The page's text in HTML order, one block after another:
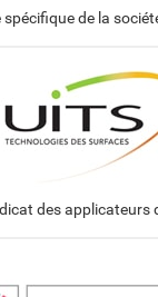
spécifique de la
des applicateurs